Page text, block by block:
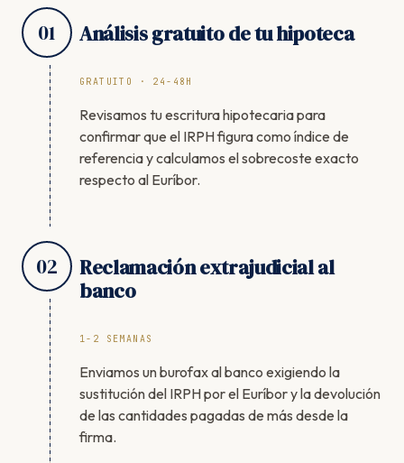
01 Análisis gratuito de tu hipoteca
GRATUITO · 24-48H
Revisamos tu escritura hipotecaria para
confirmar que el IRPH figura como índice de
referencia y calculamos el sobrecoste exacto
respecto al Euríbor.
02
Reclamación extrajudicial al
banco
1-2 SEMANAS
Enviamos un burofax al banco exigiendo la
sustitución del IRPH por el Euríbor y la devolución
de las cantidades pagadas de más desde la
firma.